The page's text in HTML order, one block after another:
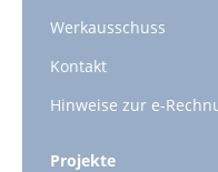
Werkausschuss
Kontakt
Hinweise zur e-
Projekte